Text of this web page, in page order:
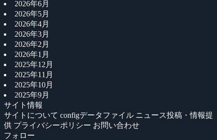
2026年6月
2026年5月
2026年4月
2026年3月
2026年2月
2026年1月
2025年12月
2025年11月
2025年10月
2025年9月
サイト情報
サイトについて configデータファイル ニュース投稿・情報提
供 プライバシーポリシー お問い合わせ
フォロー